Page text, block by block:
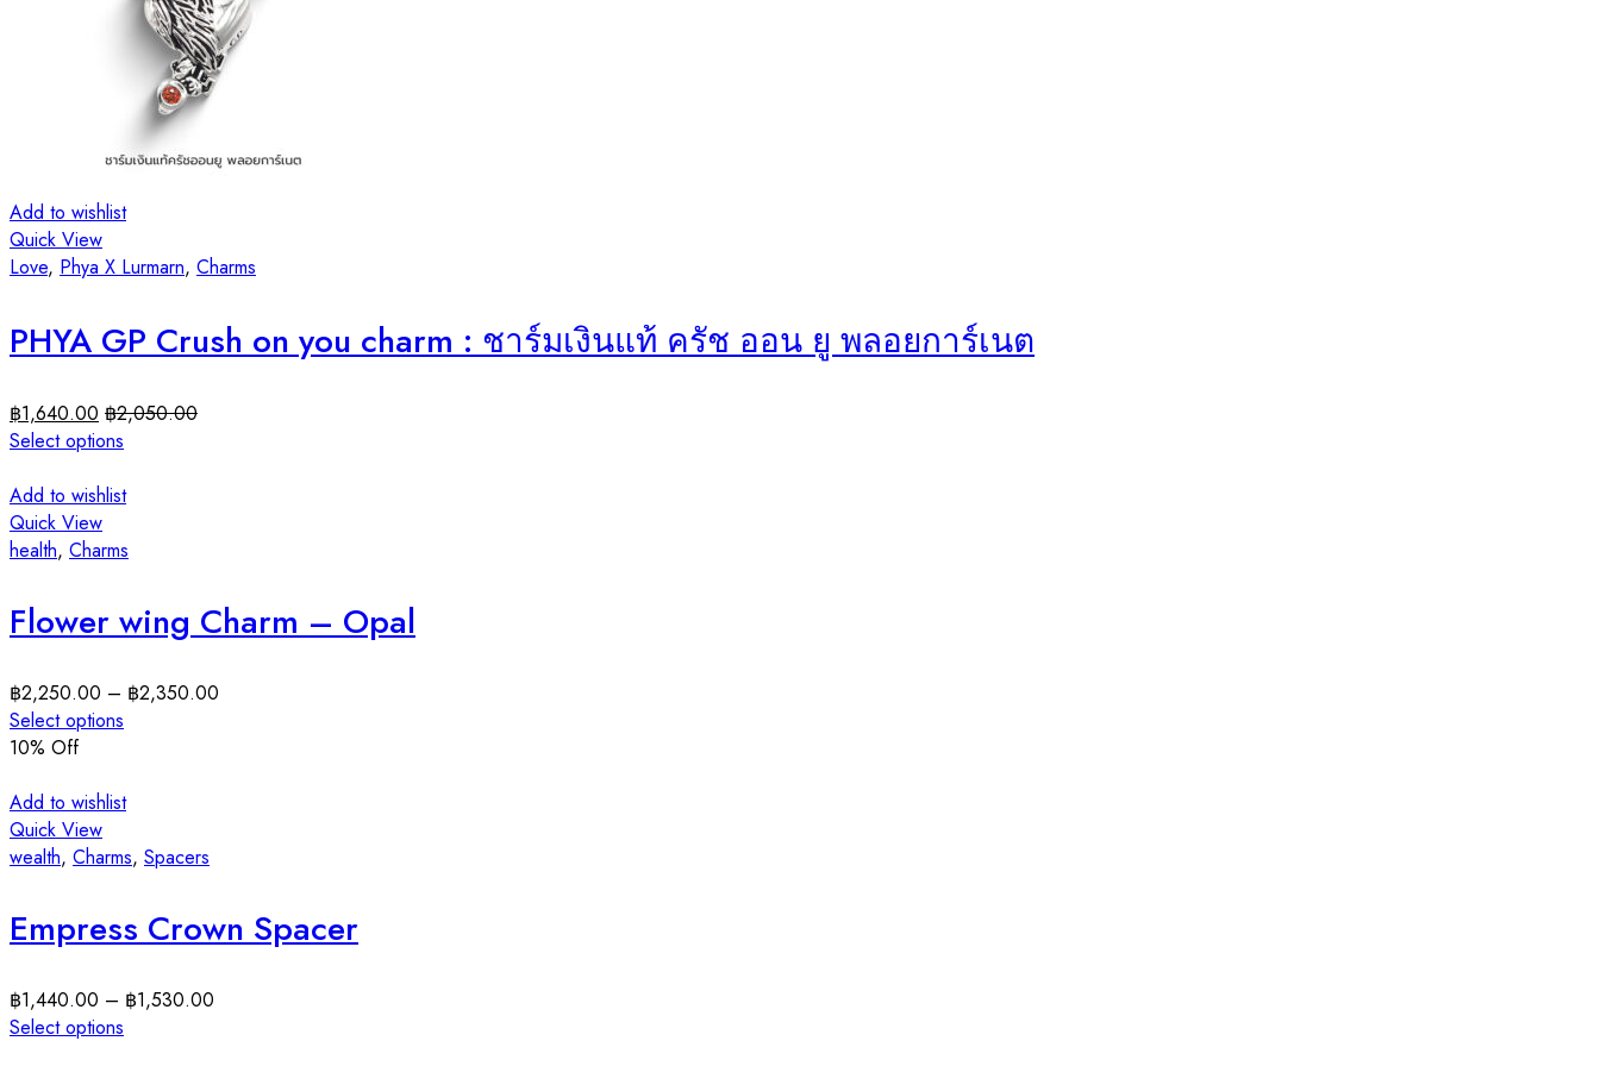
Add to wishlist
Quick View
Love, Phya X Lurmarn, Charms
PHYA GP Crush on you charm : ชาร์มเงินแท้ ครัช ออน ยู พลอยการ์เนต
฿1,640.00 ฿2,050.00
Select options
Add to wishlist
Quick View
health, Charms
Flower wing Charm – Opal
฿2,250.00 – ฿2,350.00
Select options
10% Off
Add to wishlist
Quick View
wealth, Charms, Spacers
Empress Crown Spacer
฿1,440.00 – ฿1,530.00
Select options